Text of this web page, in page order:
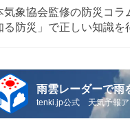
台風15号がお盆休みの東
影響を受け曇りや雨の日が
【速報】新潟県中越で今後
発生のおそれ 8日15時00
08/08(土)15:25
気象協会監修の防災コラ
る防災」で正しい知識を
雨雲レーダーで雨
tenki.jp公式 天気予報ア